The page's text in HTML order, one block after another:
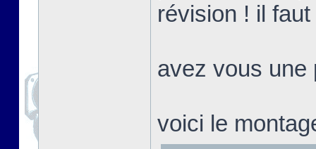
révision ! il
avez vous une
voici le